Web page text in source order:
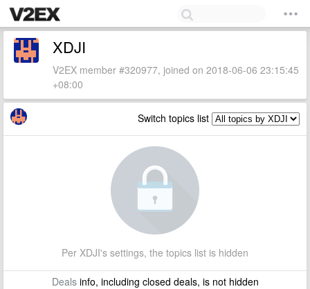
XDJI
V2EX member #320977, joined on 2018-06-06 23:15:45
+08:00
Switch topics list
Per XDJI's settings, the topics list is hidden
Dealsinfo, including closed deals, is not hidden